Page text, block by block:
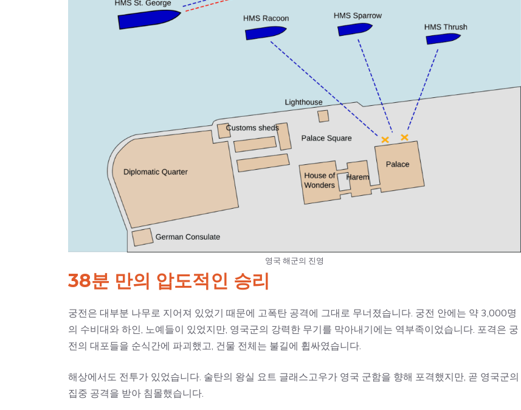
영국 해군의 진영
38분 만의 압도적인 승리
궁전은 대부분 나무로 지어져 있었기 때문에 고폭탄 공격에 그대로 무너졌습니다. 궁전 안에는 약 3,000명
의 수비대와 하인, 노예들이 있었지만, 영국군의 강력한 무기를 막아내기에는 역부족이었습니다. 포격은 궁
전의 대포들을 순식간에 파괴했고, 건물 전체는 불길에 휩싸였습니다.
해상에서도 전투가 있었습니다. 술탄의 왕실 요트 글래스고우가 영국 군함을 향해 포격했지만, 곧 영국군의
집중 공격을 받아 침몰했습니다.